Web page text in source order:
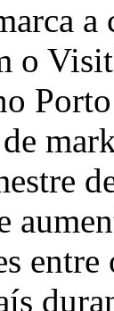
o